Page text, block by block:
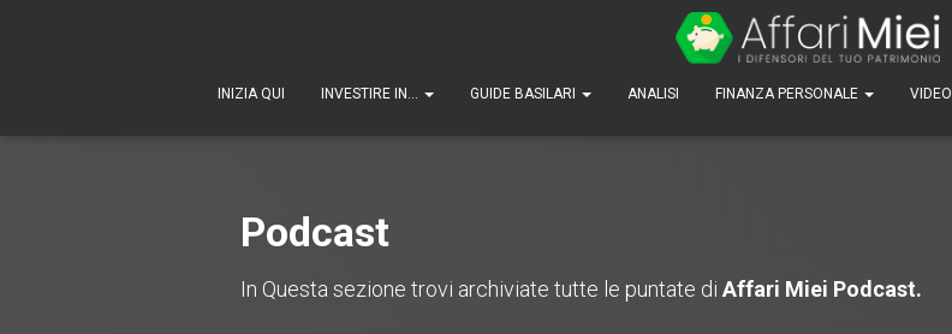
INIZIA QUI INVESTIRE IN… GUIDE BASILARI ANALISI FINANZA PERSONALE VIDEO
Podcast
In Questa sezione trovi archiviate tutte le puntate di Affari Miei Podcast.